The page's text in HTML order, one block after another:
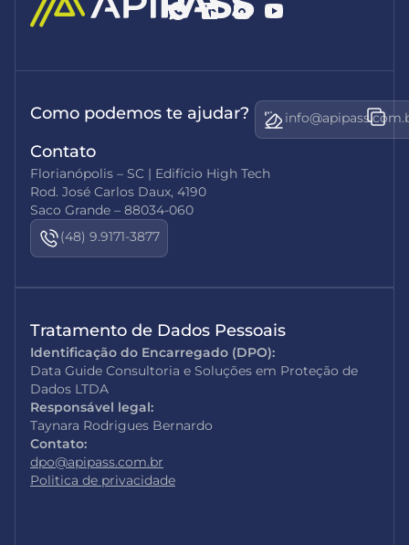
Como podemos te ajudar?
Contato
Florianópolis – SC | Edifício High Tech
Rod. José Carlos Daux, 4190
Saco Grande – 88034-060
(48) 9.9171-3877
Tratamento de Dados Pessoais
Identificação do Encarregado (DPO):
Data Guide Consultoria e Soluções em Proteção de
Dados LTDA
Responsável legal:
Taynara Rodrigues Bernardo
Contato:
dpo@apipass.com.br
Politica de privacidade